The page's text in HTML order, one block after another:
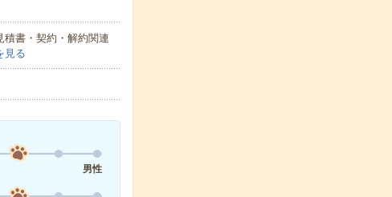
積書・契約・解約関連
見る
男性